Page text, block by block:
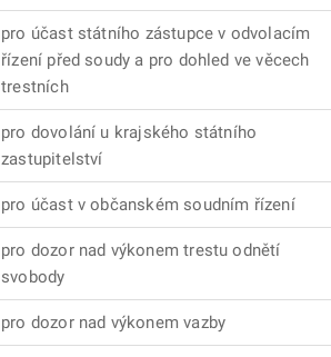
pro účast státního zástupce v odvolacím
řízení před soudy a pro dohled ve věcech
trestních
pro dovolání u krajského státního
zastupitelství
pro účast v občanském soudním řízení
pro dozor nad výkonem trestu odnětí
svobody
pro dozor nad výkonem vazby